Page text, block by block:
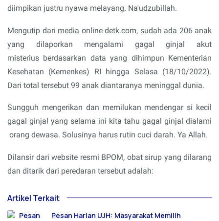
diimpikan justru nyawa melayang. Na'udzubillah.
Mengutip dari media online detk.com, sudah ada 206 anak
yang dilaporkan mengalami gagal ginjal akut
misterius berdasarkan data yang dihimpun Kementerian
Kesehatan (Kemenkes) RI hingga Selasa (18/10/2022).
Dari total tersebut 99 anak diantaranya meninggal dunia.
Sungguh mengerikan dan memilukan mendengar si kecil
gagal ginjal yang selama ini kita tahu gagal ginjal dialami
orang dewasa. Solusinya harus rutin cuci darah. Ya Allah.
Dilansir dari website resmi BPOM, obat sirup yang dilarang
dan ditarik dari peredaran tersebut adalah:
Artikel Terkait
Pesan Harian UJH: Masyarakat Memilih